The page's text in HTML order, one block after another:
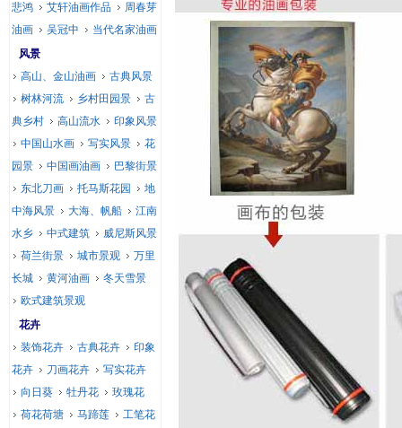
悲鸿
艾轩油画作品
周春芽
油画
吴冠中
当代名家油画
风景
高山、金山油画
古典风景
树林河流
乡村田园景
古
典乡村
高山流水
印象风景
中国山水画
写实风景
花
园景
中国画油画
巴黎街景
东北刀画
托马斯花园
地
中海风景
大海、帆船
江南
水乡
中式建筑
威尼斯风景
荷兰街景
城市景观
万里
长城
黄河油画
冬天雪景
欧式建筑景观
花卉
装饰花卉
古典花卉
印象
花卉
刀画花卉
写实花卉
向日葵
牡丹花
玫瑰花
荷花荷塘
马蹄莲
工笔花